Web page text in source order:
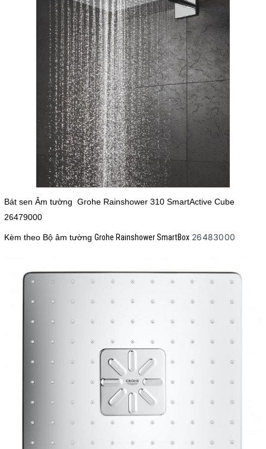
Bát sen Âm tường Grohe Rainshower 310 SmartActive Cube
26479000
Kèm theo Bộ âm tường Grohe Rainshower SmartBox 26483000